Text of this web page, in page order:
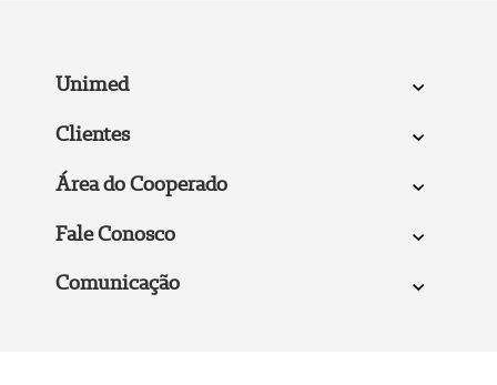
Unimed
Clientes
Área do Cooperado
Fale Conosco
Comunicação